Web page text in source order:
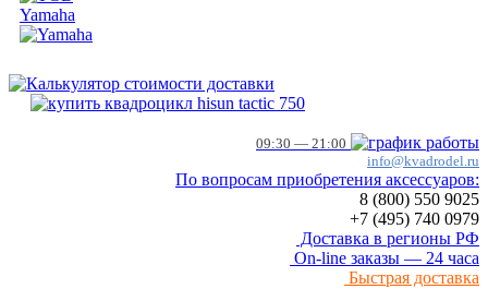
Yamaha
09:30 — 21:00
info@kvadrodel.ru
По вопросам приобретения аксессуаров:
8 (800) 550 9025
+7 (495) 740 0979
Доставка в регионы РФ
On-line заказы — 24 часа
Быстрая доставка